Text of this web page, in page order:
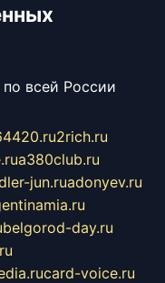
всей России
2rich.ru
a380club.ru
jun.ruadonyev.ru
belgorod-day.ru
card-voice.ru